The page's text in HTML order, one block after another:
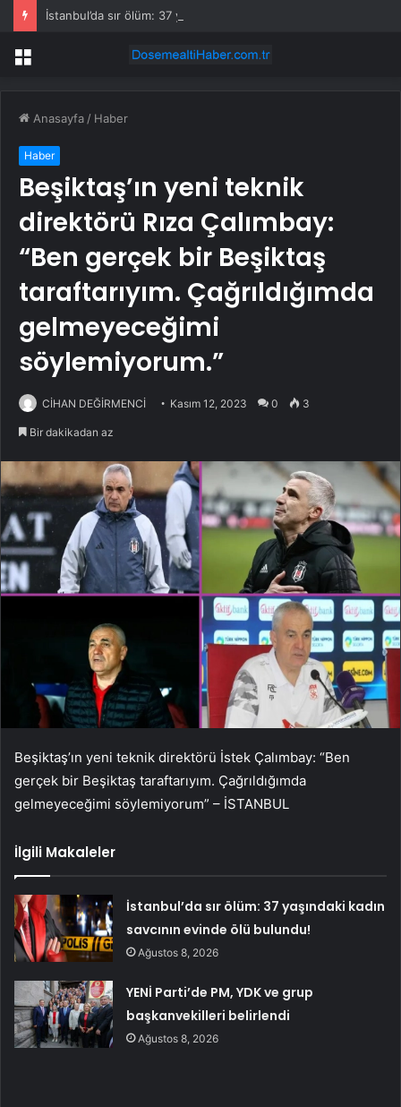
Menü
Anasayfa / Haber
Haber
Beşiktaş’ın yeni teknik
direktörü Rıza Çalımbay:
“Ben gerçek bir Beşiktaş
taraftarıyım. Çağrıldığımda
gelmeyeceğimi
söylemiyorum.”
CİHAN DEĞİRMENCİ Kasım 12, 2023 0 3
Bir dakikadan az
Beşiktaş’ın yeni teknik direktörü İstek Çalımbay: “Ben
gerçek bir Beşiktaş taraftarıyım. Çağrıldığımda
gelmeyeceğimi söylemiyorum” – İSTANBUL
İlgili Makaleler
İstanbul’da sır ölüm: 37 yaşındaki kadın
savcının evinde ölü bulundu!
Ağustos 8, 2026
YENİ Parti’de PM, YDK ve grup
başkanvekilleri belirlendi
Ağustos 8, 2026